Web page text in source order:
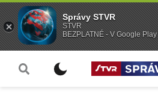
Správy STVR
STVR
BEZPLATNÉ - V Google Play